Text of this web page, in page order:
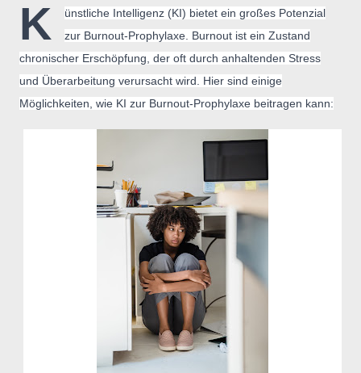
K
ünstliche Intelligenz (KI) bietet ein großes Potenzial
zur Burnout-Prophylaxe. Burnout ist ein Zustand
chronischer Erschöpfung, der oft durch anhaltenden Stress
und Überarbeitung verursacht wird. Hier sind einige
Möglichkeiten, wie KI zur Burnout-Prophylaxe beitragen kann: